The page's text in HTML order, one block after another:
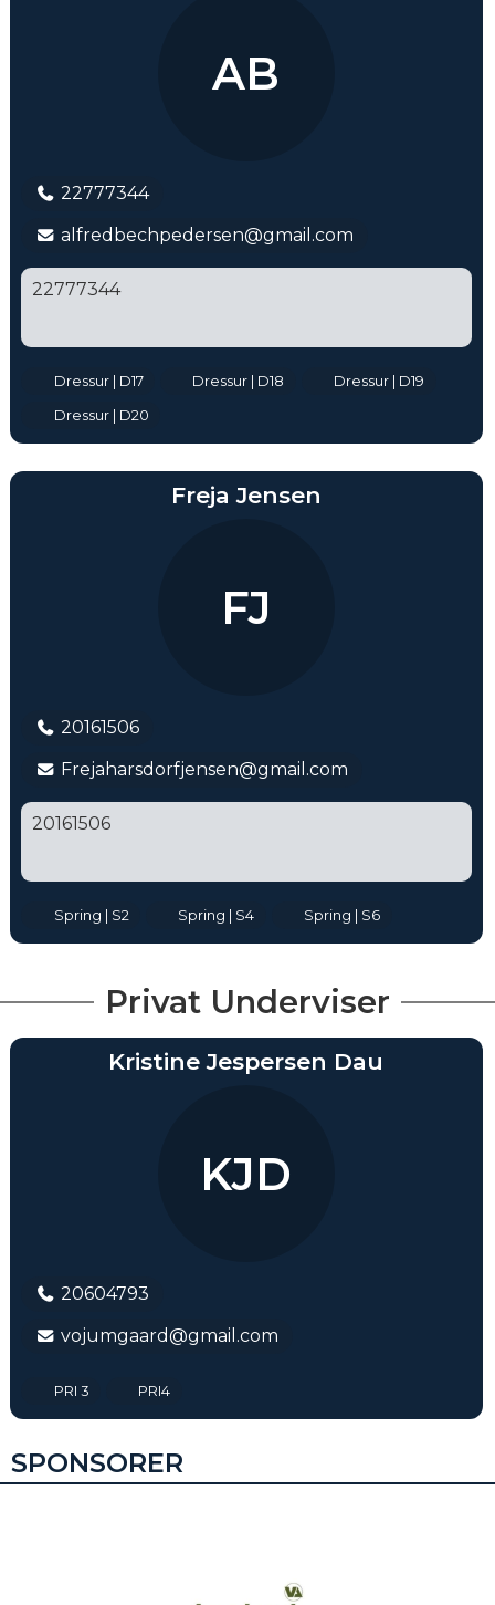
AB
22777344
alfredbechpedersen@gmail.com
22777344
Dressur | D17 Dressur | D18 Dressur | D19
Dressur | D20
Freja Jensen
FJ
20161506
Frejaharsdorfjensen@gmail.com
20161506
Spring | S2 Spring | S4 Spring | S6
Privat Underviser
Kristine Jespersen Dau
KJD
20604793
vojumgaard@gmail.com
PRI 3 PRI4
SPONSORER